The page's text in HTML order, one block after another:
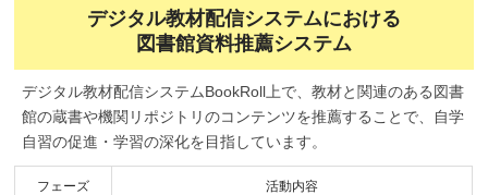
デジタル教材配信システムにおける
図書館資料推薦システム
デジタル教材配信システムBookRoll上で、教材と関連のある図書
館の蔵書や機関リポジトリのコンテンツを推薦することで、自学
自習の促進・学習の深化を目指しています。
フェーズ 活動内容